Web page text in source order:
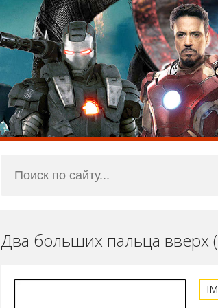
Два больших пальца вверх